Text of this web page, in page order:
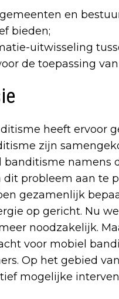
en
bieden;
uitwisseling
de toepassing
heeft ervoor
zijn
namens
probleem aan te
gezamenlijk
op gericht. Nu
noodzakelijk.
voor mobiel
Op het gebied
mogelijke